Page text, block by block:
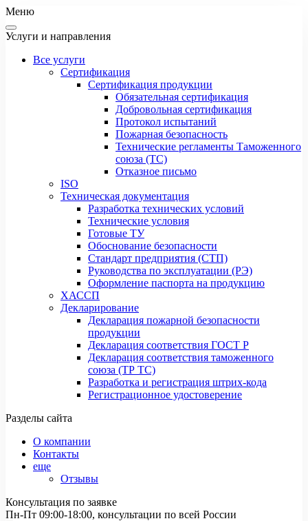
Меню
Услуги и направления
Все услуги
Сертификация
Сертификация продукции
Обязательная сертификация
Добровольная сертификация
Протокол испытаний
Пожарная безопасность
Технические регламенты Таможенного
союза (ТС)
Отказное письмо
ISO
Техническая документация
Разработка технических условий
Технические условия
Готовые ТУ
Обоснование безопасности
Стандарт предприятия (СТП)
Руководства по эксплуатации (РЭ)
Оформление паспорта на продукцию
ХАССП
Декларирование
Декларация пожарной безопасности
продукции
Декларация соответствия ГОСТ Р
Декларация соответствия таможенного
союза (ТР ТС)
Разработка и регистрация штрих-кода
Регистрационное удостоверение
Разделы сайта
О компании
Контакты
еще
Отзывы
Консультация по заявке
Пн-Пт 09:00-18:00, консультации по всей России